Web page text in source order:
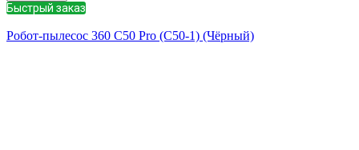
Быстрый заказ
Робот-пылесос 360 C50 Pro (C50-1) (Чёрный)